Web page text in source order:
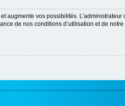
augmente vos possibilités.
de nos conditions d’utilisation et de